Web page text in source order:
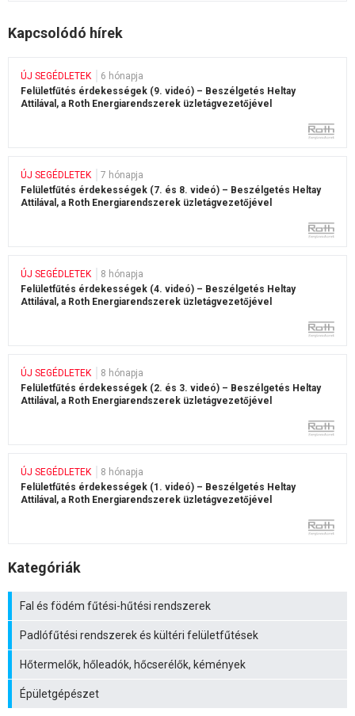
Kapcsolódó hírek
ÚJ SEGÉDLETEK
6 hónapja
Felületfűtés érdekességek (9. videó) – Beszélgetés Heltay
Attilával, a Roth Energiarendszerek üzletágvezetőjével
ÚJ SEGÉDLETEK
7 hónapja
Felületfűtés érdekességek (7. és 8. videó) – Beszélgetés Heltay
Attilával, a Roth Energiarendszerek üzletágvezetőjével
ÚJ SEGÉDLETEK
8 hónapja
Felületfűtés érdekességek (4. videó) – Beszélgetés Heltay
Attilával, a Roth Energiarendszerek üzletágvezetőjével
ÚJ SEGÉDLETEK
8 hónapja
Felületfűtés érdekességek (2. és 3. videó) – Beszélgetés Heltay
Attilával, a Roth Energiarendszerek üzletágvezetőjével
ÚJ SEGÉDLETEK
8 hónapja
Felületfűtés érdekességek (1. videó) – Beszélgetés Heltay
Attilával, a Roth Energiarendszerek üzletágvezetőjével
Kategóriák
Fal és födém fűtési-hűtési rendszerek
Padlófűtési rendszerek és kültéri felületfűtések
Hőtermelők, hőleadók, hőcserélők, kémények
Épületgépészet